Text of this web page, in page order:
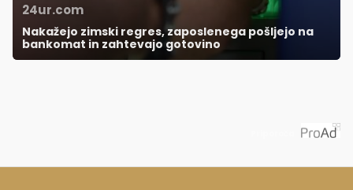
24ur.com
Nakažejo zimski regres, zaposlenega pošljejo na
bankomat in zahtevajo gotovino